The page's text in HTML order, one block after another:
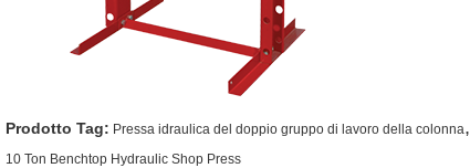
Prodotto Tag: Pressa idraulica del doppio gruppo di lavoro della colonna,
10 Ton Benchtop Hydraulic Shop Press